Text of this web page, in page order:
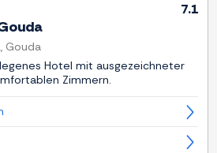
7.1
Gouda
Hotel mit ausgezeichneter
Zimmern.